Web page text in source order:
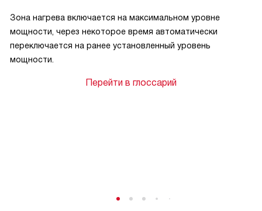
Зона нагрева включается на максимальном уровне
мощности, через некоторое время автоматически
переключается на ранее установленный уровень
мощности.
Перейти в глоссарий